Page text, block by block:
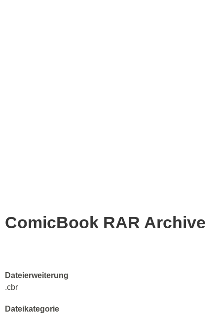
ComicBook RAR Archive
Dateierweiterung
.cbr
Dateikategorie